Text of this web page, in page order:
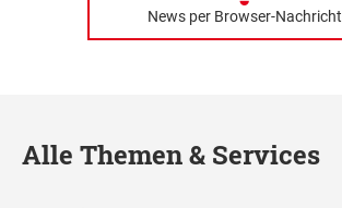
News per Browser-Nachricht
Alle Themen & Services